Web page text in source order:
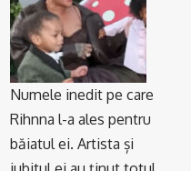
Numele inedit pe care
Rihnna l-a ales pentru
băiatul ei. Artista și